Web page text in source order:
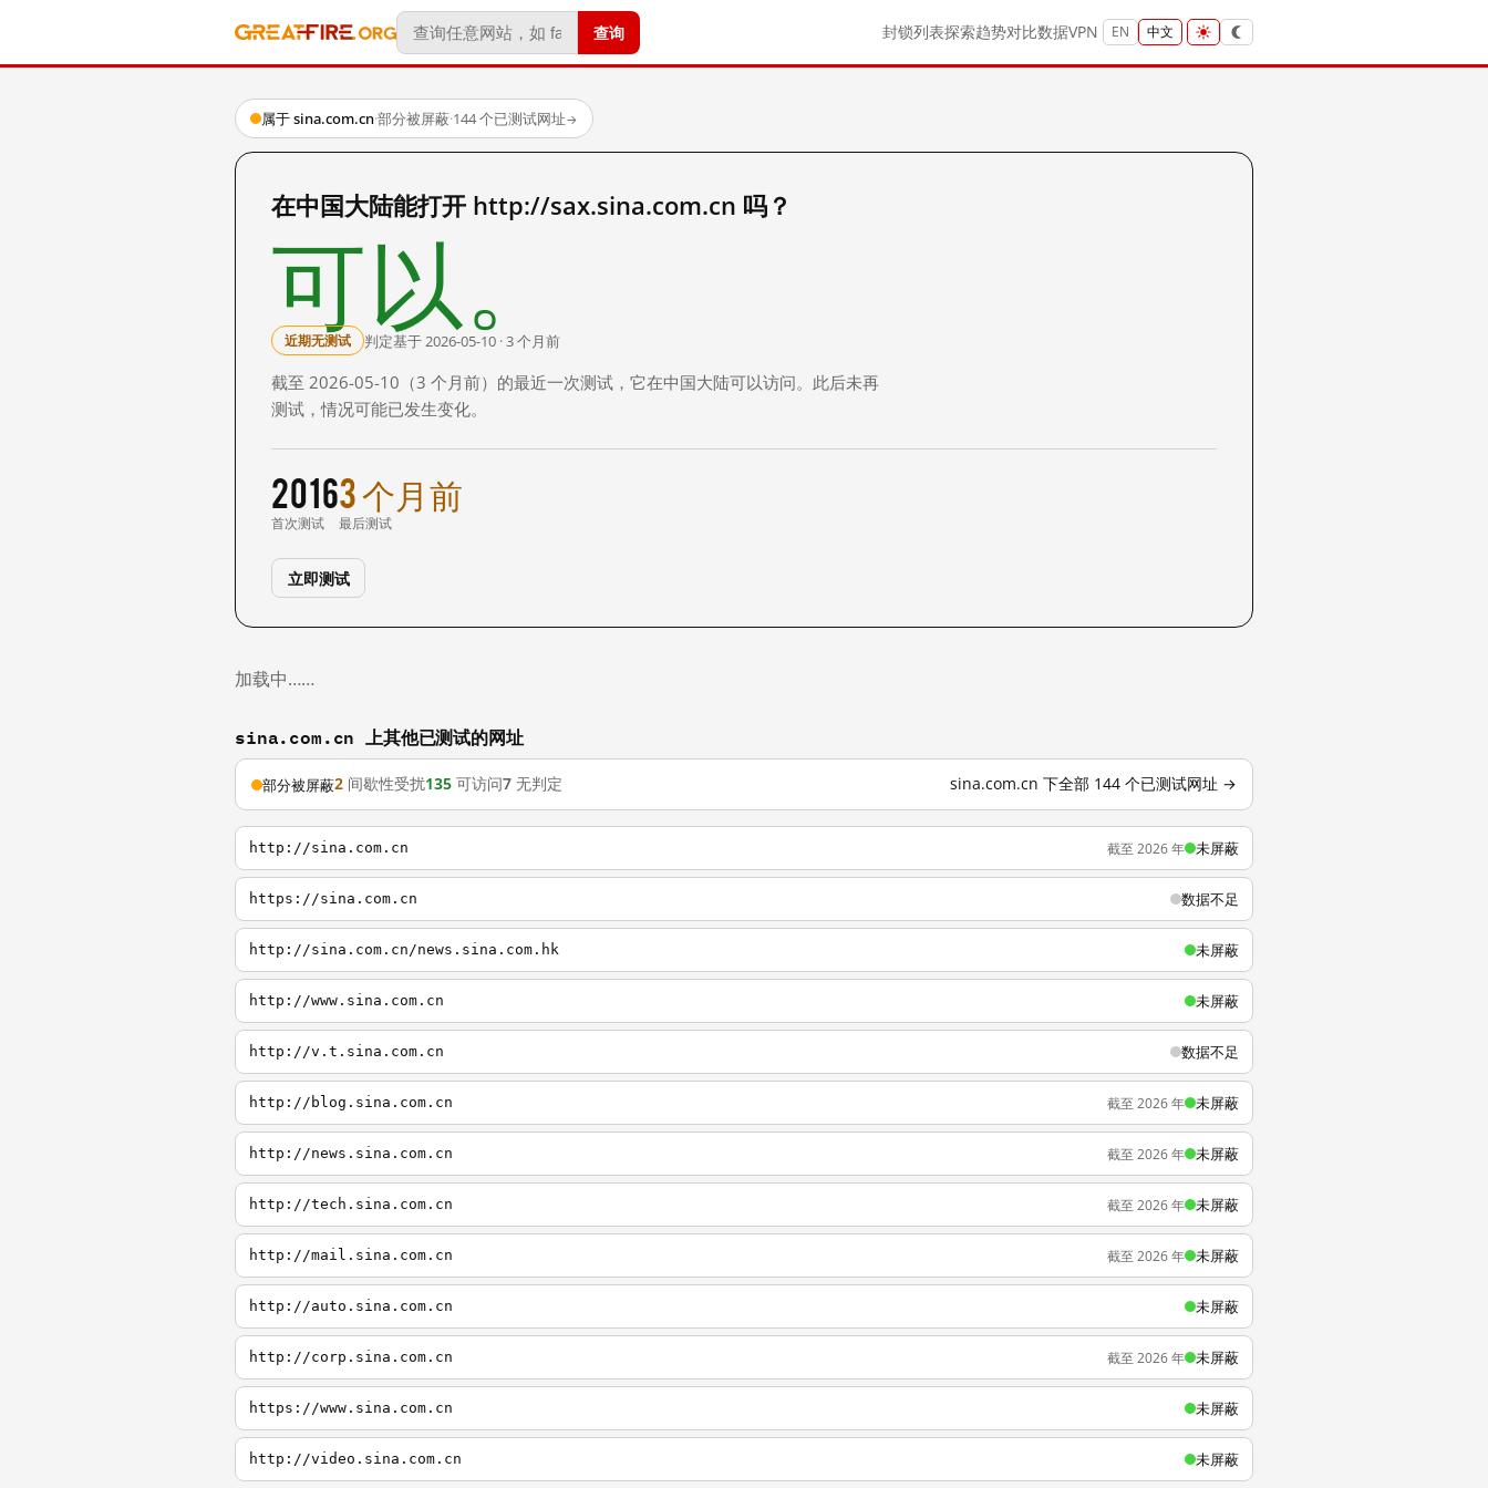
查询 封锁列表探索趋势对比数据VPN EN 中文
属于 sina.com.cn·部分被屏蔽·144 个已测试网址→
在中国大陆能打开 http://sax.sina.com.cn 吗？
可以。
近期无测试 判定基于 2026-05-10 · 3 个月前
截至 2026-05-10（3 个月前）的最近一次测试，它在中国大陆可以访问。此后未再
测试，情况可能已发生变化。
2016
首次测试
3 个月前
最后测试
立即测试
加载中……
sina.com.cn 上其他已测试的网址
部分被屏蔽2 间歇性受扰135 可访问7 无判定 sina.com.cn 下全部 144 个已测试网址 →
http://sina.com.cn 截至 2026 年 未屏蔽
https://sina.com.cn 数据不足
http://sina.com.cn/news.sina.com.hk 未屏蔽
http://www.sina.com.cn 未屏蔽
http://v.t.sina.com.cn 数据不足
http://blog.sina.com.cn 截至 2026 年 未屏蔽
http://news.sina.com.cn 截至 2026 年 未屏蔽
http://tech.sina.com.cn 截至 2026 年 未屏蔽
http://mail.sina.com.cn 截至 2026 年 未屏蔽
http://auto.sina.com.cn 未屏蔽
http://corp.sina.com.cn 截至 2026 年 未屏蔽
https://www.sina.com.cn 未屏蔽
http://video.sina.com.cn 未屏蔽